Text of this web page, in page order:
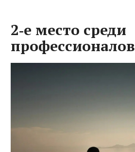
2‑е место среди
профессионалов